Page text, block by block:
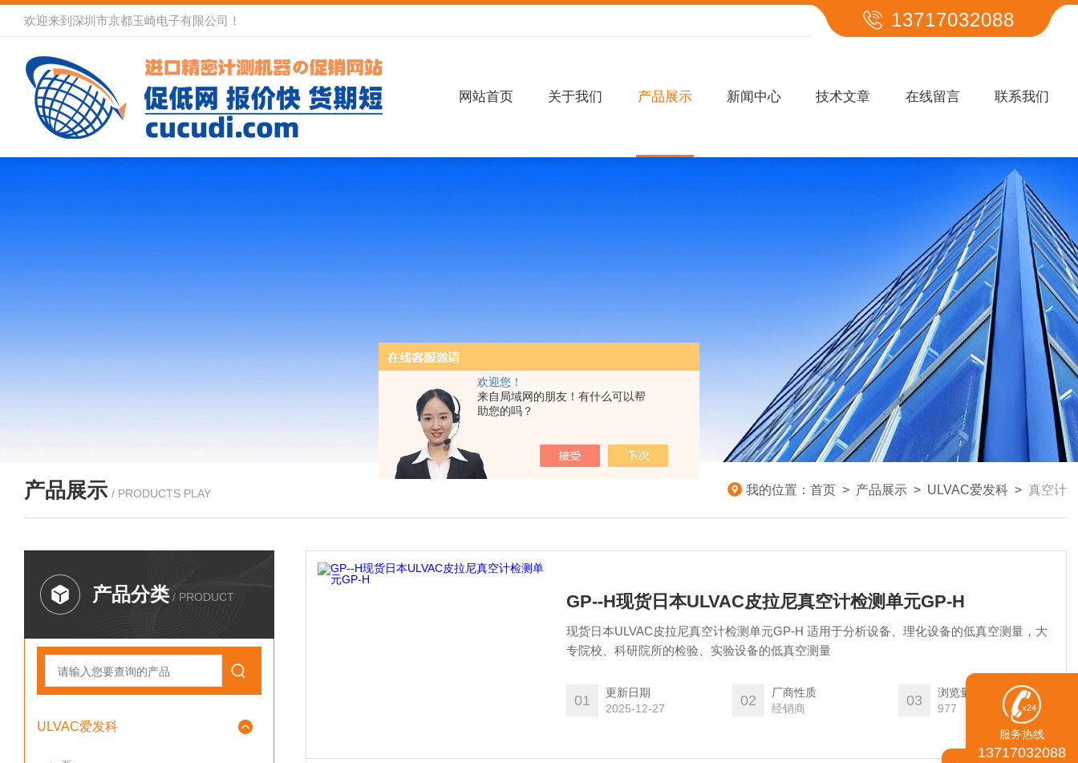
欢迎您！
来自局域网的朋友！有什么可以帮
助您的吗？
欢迎来到深圳市京都玉崎电子有限公司！ 13717032088
网站首页 关于我们 产品展示 新闻中心 技术文章 在线留言 联系我们
产品展示 / PRODUCTS PLAY 我的位置： 首页 > 产品展示 > ULVAC爱发科 > 真空计
产品分类 / PRODUCT
ULVAC爱发科
GP--H现货日本ULVAC皮拉尼真空计检测单元GP-H
现货日本ULVAC皮拉尼真空计检测单元GP-H 适用于分析设备、理化设备的低真空测量，大
专院校、科研院所的检验、实验设备的低真空测量
01
更新日期
2025-12-27
02
厂商性质
经销商
03
浏览量
977
服务热线
13717032088